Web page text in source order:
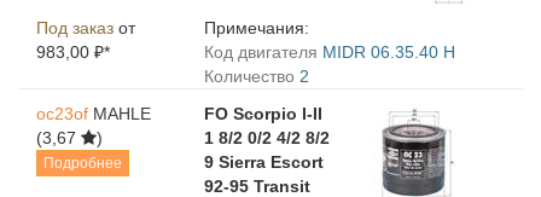
Под заказ от
983,00 ₽*
Примечания:
Код двигателя MIDR 06.35.40 H
Количество 2
oc23of MAHLE
(3,67
)
Подробнее
FO Scorpio I-II
1 8/2 0/2 4/2 8/2
9 Sierra Escort
92-95 Transit